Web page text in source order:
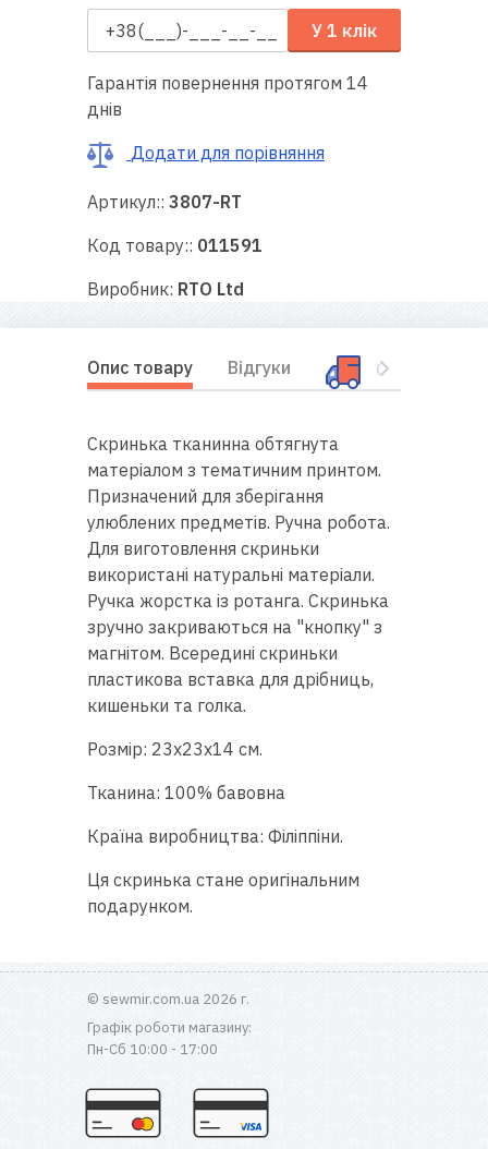
поради
Про
нас
У 1 клік
Гарантія повернення протягом 14
днів
Додати для порівняння
Артикул:: 3807-RT
Код товару:: 011591
Виробник: RTO Ltd
Опис товару Відгуки Оплата і
Скринька тканинна обтягнута
матеріалом з тематичним принтом.
Призначений для зберігання
улюблених предметів. Ручна робота.
Для виготовлення скриньки
використані натуральні матеріали.
Ручка жорстка із ротанга. Скринька
зручно закриваються на "кнопку" з
магнітом. Всередині скриньки
пластикова вставка для дрібниць,
кишеньки та голка.
Розмір: 23x23x14 см.
Тканина: 100% бавовна
Країна виробництва: Філіппіни.
Ця скринька стане оригінальним
подарунком.
© sewmir.com.ua 2026 г.
Графік роботи магазину:
Пн-Сб 10:00 - 17:00